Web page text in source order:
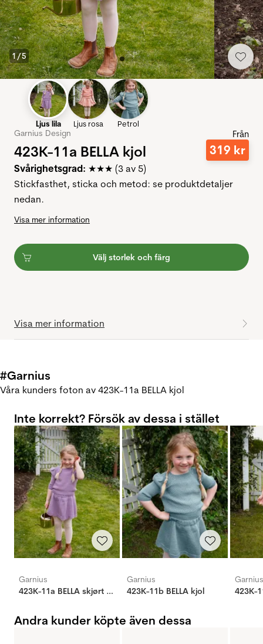
1/5
Ljus lila Ljus rosa Petrol
Garnius Design
423K-11a BELLA kjol
Från
319 kr
Svårighetsgrad: ★★★ (3 av 5)
Stickfasthet, sticka och metod: se produktdetaljer
nedan.
Visa mer information
Välj storlek och färg
Visa mer information
#Garnius
Våra kunders foton av 423K-11a BELLA kjol
Inte korrekt? Försök av dessa i stället
Garnius
423K-11a BELLA skjørt (Woolevo)
Garnius
423K-11b BELLA kjol
Garnius
423K-
Andra kunder köpte även dessa